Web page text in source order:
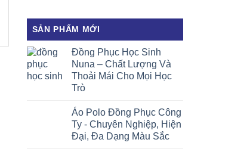
SẢN PHẨM MỚI
Đồng Phục Học Sinh
Nuna – Chất Lượng Và
Thoải Mái Cho Mọi Học
Trò
Áo Polo Đồng Phục Công
Ty - Chuyên Nghiệp, Hiện
Đại, Đa Dạng Màu Sắc